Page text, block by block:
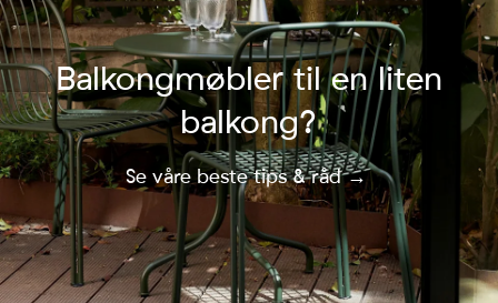
Balkongmøbler til en liten
balkong?
Se våre beste tips & råd →